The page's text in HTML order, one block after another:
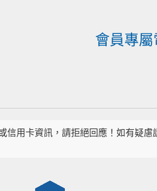
會員專
信用卡資訊，請拒絕回應！如有疑慮